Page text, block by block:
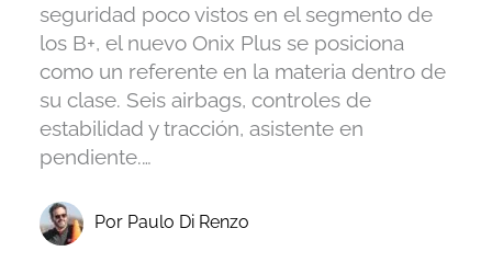
seguridad poco vistos en el segmento de
los B+, el nuevo Onix Plus se posiciona
como un referente en la materia dentro de
su clase. Seis airbags, controles de
estabilidad y tracción, asistente en
pendiente.…
Por Paulo Di Renzo